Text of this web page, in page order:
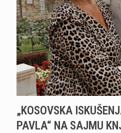
„KOSOVSKA
PAVLA“ NA SAJMU